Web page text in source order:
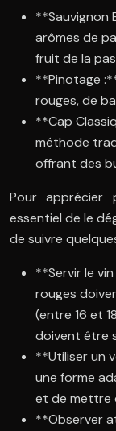
**Sauvignon
arômes de
fruit de la
**Pinotage
rouges, de
**Cap
méthode
offrant des
Pour apprécier
essentiel de le
de suivre
**Servir le
rouges
(entre 16 et
doivent être
**Utiliser un
une forme
et de mettre
**Observer